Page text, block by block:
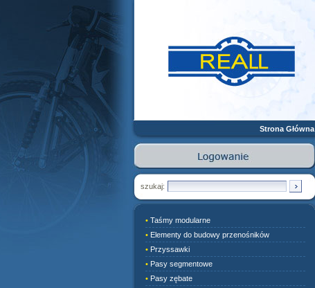
Strona Główna
szukaj:
• Taśmy modularne
• Elementy do budowy przenośników
• Przyssawki
• Pasy segmentowe
• Pasy zębate